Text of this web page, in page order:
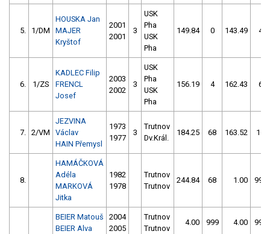
5. 1/DM
HOUSKA Jan
MAJER
Kryštof
2001
2001
3
USK
Pha
USK
Pha
149.84 0 143.49 4
6. 1/ZS
KADLEC Filip
FRENCL
Josef
2003
2002
3
USK
Pha
USK
Pha
156.19 4 162.43 6
7. 2/VM
JEZVINA
Václav
HAIN Přemysl
1973
1977
3
Trutnov
Dv.Král.
184.25 68 163.52 16
8.
HAMÁČKOVÁ
Adéla
MARKOVÁ
Jitka
1982
1978
Trutnov
Trutnov
244.84 68 1.00 999
BEIER Matouš
BEIER Alva
2004
2005
Trutnov
Trutnov
4.00 999 4.00 999